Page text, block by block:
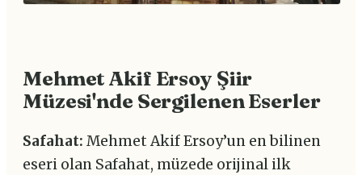
Mehmet Akif Ersoy Şiir
Müzesi'nde Sergilenen Eserler
Safahat: Mehmet Akif Ersoy’un en bilinen
eseri olan Safahat, müzede orijinal ilk